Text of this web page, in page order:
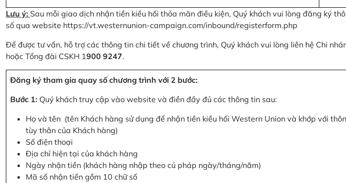
Lưu ý: Sau mỗi giao dịch nhận tiền kiều hối thỏa mãn điều kiện, Quý khách vui lòng đăng ký
số qua website https://vt.westernunion-campaign.com/inbound/registerform.php
Để được tư vấn, hỗ trợ các thông tin chi tiết về chương trình, Quý khách vui lòng liên hệ Chi
hoặc Tổng đài CSKH 1900 9247.
Đăng ký tham gia quay số chương trình với 2 bước:
Bước 1: Quý khách truy cập vào website và điền đầy đủ các thông tin sau:
Họ và tên (tên Khách hàng sử dụng để nhận tiền kiều hối Western Union và khớp với
tùy thân của Khách hàng)
Số điện thoại
Địa chỉ hiện tại của khách hàng
Ngày nhận tiền (khách hàng nhập theo cú pháp ngày/tháng/năm)
Mã số nhận tiền gồm 10 chữ số